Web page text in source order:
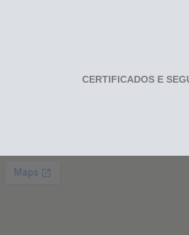
CERTIFICADOS E